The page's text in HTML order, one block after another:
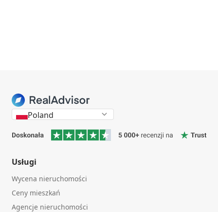
Poland
Usługi
Wycena nieruchomości
Ceny mieszkań
Agencje nieruchomości